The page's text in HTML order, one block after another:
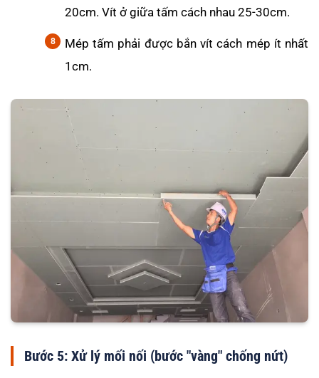
20cm. Vít ở giữa tấm cách nhau 25-30cm.
Mép tấm phải được bắn vít cách mép ít nhất
1cm.
Bước 5: Xử lý mối nối (bước "vàng" chống nứt)